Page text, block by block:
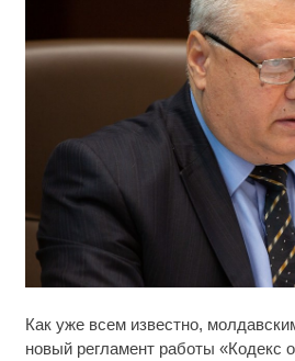
Как уже всем известно,
новый регламент работы «Кодекс
равнодушным